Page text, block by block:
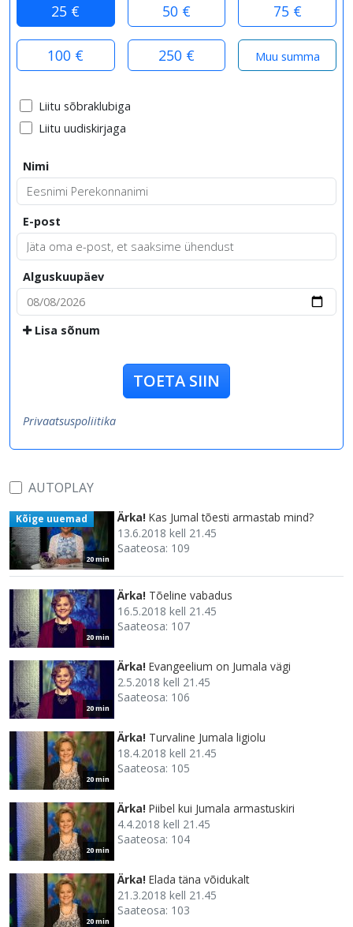
25 € 50 € 75 €
100 € 250 €
Liitu sõbraklubiga
Liitu uudiskirjaga
Nimi
E-post
Alguskuupäev
Lisa sõnum
TOETA SIIN
Privaatsuspoliitika
AUTOPLAY
20 min
Kõige uuemad Ärka! Kas Jumal tõesti armastab mind?
13.6.2018 kell 21.45
Saateosa: 109
20 min
Ärka! Tõeline vabadus
16.5.2018 kell 21.45
Saateosa: 107
20 min
Ärka! Evangeelium on Jumala vägi
2.5.2018 kell 21.45
Saateosa: 106
20 min
Ärka! Turvaline Jumala ligiolu
18.4.2018 kell 21.45
Saateosa: 105
20 min
Ärka! Piibel kui Jumala armastuskiri
4.4.2018 kell 21.45
Saateosa: 104
20 min
Ärka! Elada täna võidukalt
21.3.2018 kell 21.45
Saateosa: 103